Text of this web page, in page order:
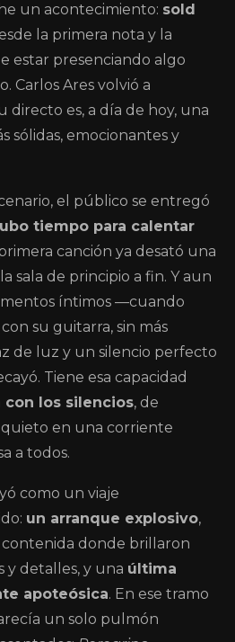
un acontecimiento: sold
la primera nota y la
estar presenciando algo
Carlos Ares volvió a
directo es, a día de hoy, una
sólidas, emocionantes y
el público se entregó
tiempo para calentar
canción ya desató una
sala de principio a fin. Y aun
íntimos —cuando
su guitarra, sin más
de luz y un silencio perfecto
Tiene esa capacidad
con los silencios, de
en una corriente
a todos.
como un viaje
un arranque explosivo,
contenida donde brillaron
y detalles, y una última
apoteósica. En ese tramo
un solo pulmón